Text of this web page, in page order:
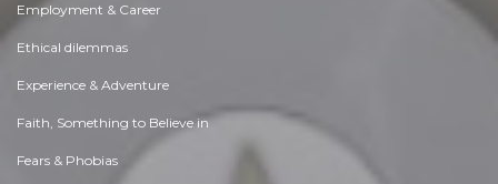
Employment & Career
Ethical dilemmas
Experience & Adventure
Faith, Something to Believe in
Fears & Phobias